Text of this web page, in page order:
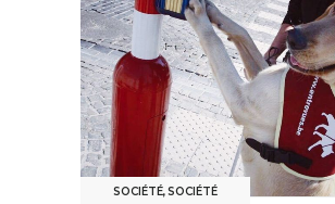
SOCIÉTÉ,SOCIÉTÉ